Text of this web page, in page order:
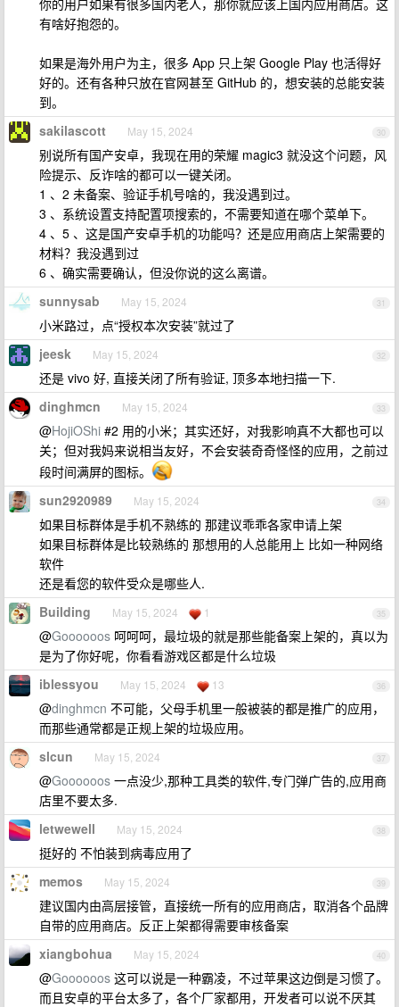
你的用户如果有很多国内老人，那你就应该上国内应用商店。这
有啥好抱怨的。
如果是海外用户为主，很多 App 只上架 Google Play 也活得好
好的。还有各种只放在官网甚至 GitHub 的，想安装的总能安装
到。
30
sakilascott May 15, 2024
别说所有国产安卓，我现在用的荣耀 magic3 就没这个问题，风
险提示、反诈啥的都可以一键关闭。
1 、2 未备案、验证手机号啥的，我没遇到过。
3 、系统设置支持配置项搜索的，不需要知道在哪个菜单下。
4 、5 、这是国产安卓手机的功能吗？还是应用商店上架需要的
材料？我没遇到过
6 、确实需要确认，但没你说的这么离谱。
31
sunnysab May 15, 2024
小米路过，点“授权本次安装”就过了
32
jeesk May 15, 2024
还是 vivo 好, 直接关闭了所有验证, 顶多本地扫描一下.
33
dinghmcn May 15, 2024
@HojiOShi #2 用的小米；其实还好，对我影响真不大都也可以
关；但对我妈来说相当友好，不会安装奇奇怪怪的应用，之前过
段时间满屏的图标。
34
sun2920989 May 15, 2024
如果目标群体是手机不熟练的 那建议乖乖各家申请上架
如果目标群体是比较熟练的 那想用的人总能用上 比如一种网络
软件
还是看您的软件受众是哪些人.
35
Building May 15, 2024 1
@Goooooos 呵呵呵，最垃圾的就是那些能备案上架的，真以为
是为了你好呢，你看看游戏区都是什么垃圾
36
iblessyou May 15, 2024 13
@dinghmcn 不可能，父母手机里一般被装的都是推广的应用，
而那些通常都是正规上架的垃圾应用。
37
slcun May 15, 2024
@Goooooos 一点没少,那种工具类的软件,专门弹广告的,应用商
店里不要太多.
38
letwewell May 15, 2024
挺好的 不怕装到病毒应用了
39
memos May 15, 2024
建议国内由高层接管，直接统一所有的应用商店，取消各个品牌
自带的应用商店。反正上架都得需要审核备案
40
xiangbohua May 15, 2024
@Goooooos 这可以说是一种霸凌，不过苹果这边倒是习惯了。
而且安卓的平台太多了，各个厂家都用，开发者可以说不厌其